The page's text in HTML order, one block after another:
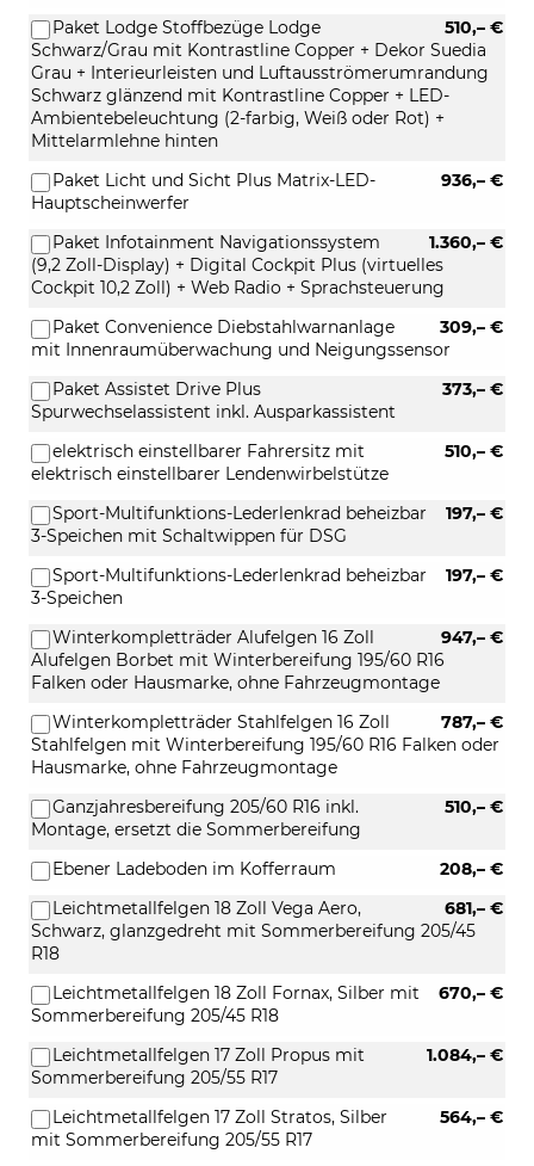
510,– €
Paket Lodge Stoffbezüge Lodge
Schwarz/Grau mit Kontrastline Copper + Dekor Suedia
Grau + Interieurleisten und Luftausströmerumrandung
Schwarz glänzend mit Kontrastline Copper + LED-
Ambientebeleuchtung (2-farbig, Weiß oder Rot) +
Mittelarmlehne hinten
936,– €
Paket Licht und Sicht Plus Matrix-LED-
Hauptscheinwerfer
1.360,– €
Paket Infotainment Navigationssystem
(9,2 Zoll-Display) + Digital Cockpit Plus (virtuelles
Cockpit 10,2 Zoll) + Web Radio + Sprachsteuerung
309,– €
Paket Convenience Diebstahlwarnanlage
mit Innenraumüberwachung und Neigungssensor
373,– €
Paket Assistet Drive Plus
Spurwechselassistent inkl. Ausparkassistent
510,– €
elektrisch einstellbarer Fahrersitz mit
elektrisch einstellbarer Lendenwirbelstütze
197,– €
Sport-Multifunktions-Lederlenkrad beheizbar
3-Speichen mit Schaltwippen für DSG
197,– €
Sport-Multifunktions-Lederlenkrad beheizbar
3-Speichen
947,– €
Winterkompletträder Alufelgen 16 Zoll
Alufelgen Borbet mit Winterbereifung 195/60 R16
Falken oder Hausmarke, ohne Fahrzeugmontage
787,– €
Winterkompletträder Stahlfelgen 16 Zoll
Stahlfelgen mit Winterbereifung 195/60 R16 Falken oder
Hausmarke, ohne Fahrzeugmontage
510,– €
Ganzjahresbereifung 205/60 R16 inkl.
Montage, ersetzt die Sommerbereifung
208,– €
Ebener Ladeboden im Kofferraum
681,– €
Leichtmetallfelgen 18 Zoll Vega Aero,
Schwarz, glanzgedreht mit Sommerbereifung 205/45
R18
670,– €
Leichtmetallfelgen 18 Zoll Fornax, Silber mit
Sommerbereifung 205/45 R18
1.084,– €
Leichtmetallfelgen 17 Zoll Propus mit
Sommerbereifung 205/55 R17
564,– €
Leichtmetallfelgen 17 Zoll Stratos, Silber
mit Sommerbereifung 205/55 R17